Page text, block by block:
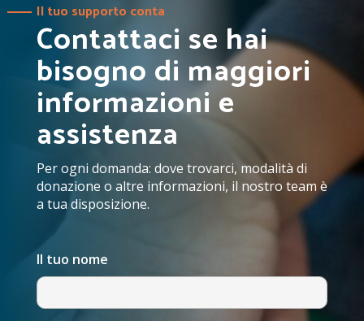
Il tuo supporto conta
Contattaci se hai
bisogno di maggiori
informazioni e
assistenza
Per ogni domanda: dove trovarci, modalità di
donazione o altre informazioni, il nostro team è
a tua disposizione.
Il tuo nome